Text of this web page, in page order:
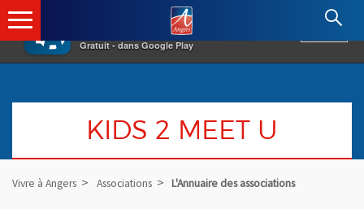
×
Gratuit - dans Google Play
Angers.fr : Retour à l'accueil
KIDS 2 MEET U
Vivre à Angers Associations L'Annuaire des associations